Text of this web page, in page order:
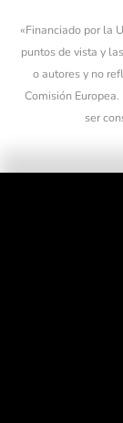
«Financiado por la
puntos de vista y
o autores y no
Comisión
ser